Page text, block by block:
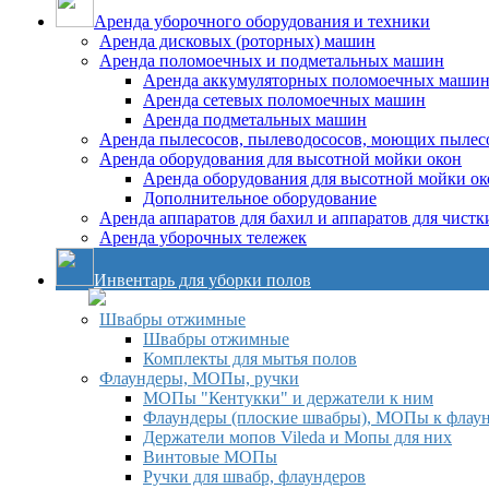
Аренда уборочного оборудования и техники
Аренда дисковых (роторных) машин
Аренда поломоечных и подметальных машин
Аренда аккумуляторных поломоечных машин
Аренда сетевых поломоечных машин
Аренда подметальных машин
Аренда пылесосов, пылеводососов, моющих
Аренда оборудования для высотной мойки окон
Аренда оборудования для высотной мойки
Дополнительное оборудование
Аренда аппаратов для бахил и аппаратов для
Аренда уборочных тележек
Инвентарь для уборки полов
Швабры отжимные
Швабры отжимные
Комплекты для мытья полов
Флаундеры, МОПы, ручки
МОПы "Кентукки" и держатели к ним
Флаундеры (плоские швабры), МОПы к
Держатели мопов Vileda и Мопы для них
Винтовые МОПы
Ручки для швабр, флаундеров